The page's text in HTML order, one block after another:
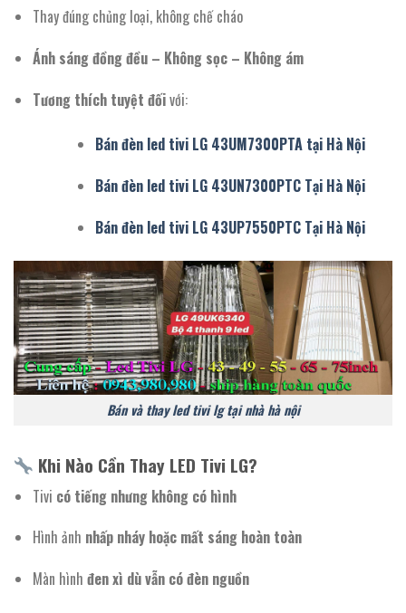
Thay đúng chủng loại, không chế cháo
Ánh sáng đồng đều – Không sọc – Không ám
Tương thích tuyệt đốivới:
Bán đèn led tivi LG 43UM7300PTA tại Hà Nội
Bán đèn led tivi LG 43UN7300PTC Tại Hà Nội
Bán đèn led tivi LG 43UP7550PTC Tại Hà Nội
Bán và thay led tivi lg tại nhà hà nội
Khi Nào Cần Thay LED Tivi LG?
Tivi có tiếng nhưng không có hình
Hình ảnh nhấp nháy hoặc mất sáng hoàn toàn
Màn hình đen xì dù vẫn có đèn nguồn